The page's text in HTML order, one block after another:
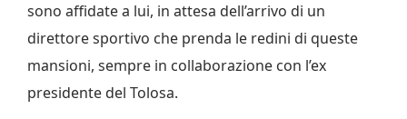
sono affidate a lui, in attesa dell’arrivo di un
direttore sportivo che prenda le redini di queste
mansioni, sempre in collaborazione con l’ex
presidente del Tolosa.